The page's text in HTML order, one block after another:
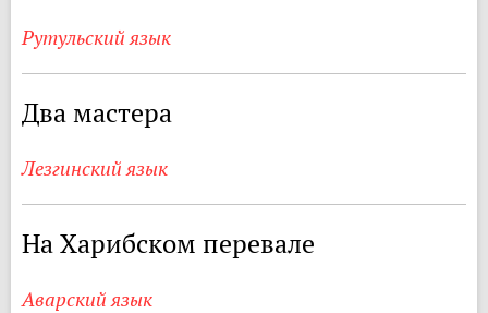
Рутульский язык
Два мастера
Лезгинский язык
На Харибском перевале
Аварский язык